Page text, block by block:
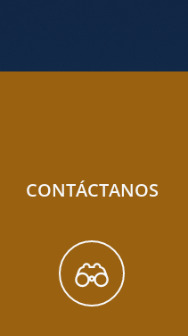
CONTÁCTANOS